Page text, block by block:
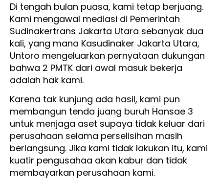
Di tengah bulan puasa, kami tetap berjuang.
Kami mengawal mediasi di Pemerintah
Sudinakertrans Jakarta Utara sebanyak dua
kali, yang mana Kasudinaker Jakarta Utara,
Untoro mengeluarkan pernyataan dukungan
bahwa 2 PMTK dari awal masuk bekerja
adalah hak kami.
Karena tak kunjung ada hasil, kami pun
membangun tenda juang buruh Hansae 3
untuk menjaga aset supaya tidak keluar dari
perusahaan selama perselisihan masih
berlangsung. Jika kami tidak lakukan itu, kami
kuatir pengusahaa akan kabur dan tidak
membayarkan perusahaan kami.